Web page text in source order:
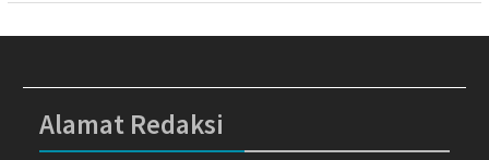
Alamat Redaksi